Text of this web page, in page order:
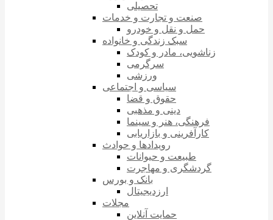
تحصیلی
صنعت و تجارت و خدمات
حمل و نقل و خودرو
سبک زندگی و خانواده
زناشویی، مادر و کودک
سرگرمی
ورزشی
سیاسی و اجتماعی
حقوق و قضا
دینی و مذهبی
فرهنگی، هنر و سینما
کارآفرینی و بازاریابی
رویدادها و حوادث
طبیعت و حیوانات
گردشگری و مهاجرت
بانک و بورس
ارزدیجیتال
مجلات
حمایت آنلاین